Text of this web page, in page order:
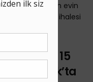
1,5 milyon evin
temiz enerji ihalesi
Geçen 15
New York’ta